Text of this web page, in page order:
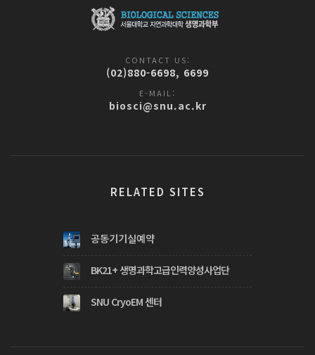
CONTACT US:
(02)880-6698, 6699
E-MAIL:
biosci@snu.ac.kr
RELATED SITES
공동기기실예약
BK21+ 생명과학고급인력양성사업단
SNU CryoEM 센터